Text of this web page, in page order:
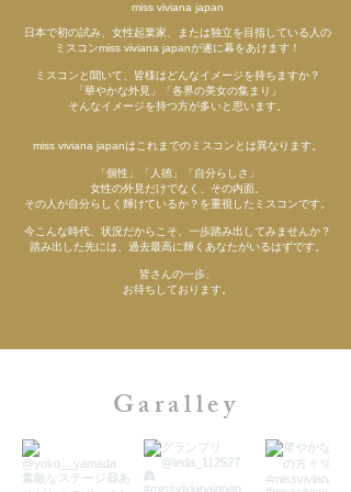
miss viviana japan
日本で初の試み、女性起業家、または独立を目指している人の
ミスコンmiss viviana japanが遂に幕をあけます！
ミスコンと聞いて、皆様はどんなイメージを持ちますか？
「華やかな外見」「各界の美女の集まり」
そんなイメージを持つ方が多いと思います。
miss viviana japanはこれまでのミスコンとは異なります。
「個性」「人徳」「自分らしさ」
女性の外見だけでなく、その内面。
その人が自分らしく輝けているか？を重視したミスコンです。
今こんな時代、状況だからこそ、一歩踏み出してみませんか？
踏み出した先には、過去最高に輝くあなたがいるはずです。
皆さんの一歩、
お待ちしております。
Garalley